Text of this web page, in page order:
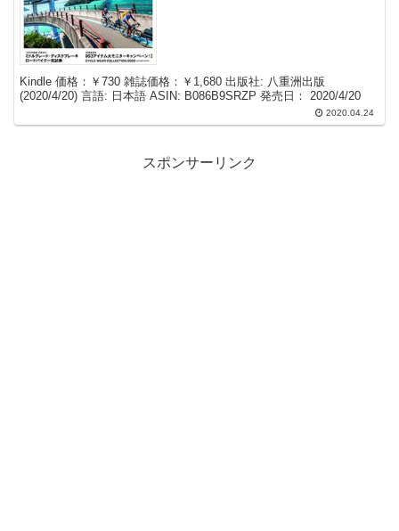
Kindle 価格：￥730 雑誌価格：￥1,680 出版社: 八重洲出版
(2020/4/20) 言語: 日本語 ASIN: B086B9SRZP 発売日： 2020/4/20
2020.04.24
スポンサーリンク